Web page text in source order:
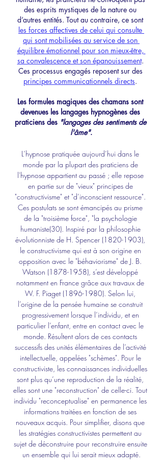
des esprits mystiques de la nature ou
d’autres entités. Tout au contraire, ce sont
les forces affectives de celui qui consulte
qui sont mobilisées au service de son
équilibre émotionnel pour son mieux-être,
sa convalescence et son épanouissement.
Ces processus engagés reposent sur des
principes communicationnels directs.
Les formules magiques des chamans sont
devenues les langages hypnogènes des
praticiens des "langages des sentiments de
l'âme".
L’hypnose pratiquée aujourd’hui dans le
monde par la plupart des praticiens de
l'hypnose appartient au passé ; elle repose
en partie sur de "vieux" principes de
"constructivisme" et "d’inconscient ressource".
Ces postulats se sont émancipés au prisme
de la "troisième force", "la psychologie
humaniste(30). Inspiré par la philosophie
évolutionniste de H. Spencer (1820-1903),
le constructivisme qui est à son origine en
opposition avec le "béhaviorisme" de J. B.
Watson (1878-1958), s’est développé
notamment en France grâce aux travaux de
W. F. Piaget (1896-1980). Selon lui,
l’origine de la pensée humaine se construit
progressivement lorsque l’individu, et en
particulier l’enfant, entre en contact avec le
monde. Résultent alors de ces contacts
successifs des unités élémentaires de l’activité
intellectuelle, appelées "schèmes". Pour le
constructiviste, les connaissances individuelles
sont plus qu’une reproduction de la réalité,
elles sont une "reconstruction" de celle-ci. Tout
individu "reconceptualise" en permanence les
informations traitées en fonction de ses
nouveaux acquis. Pour simplifier, disons que
les stratégies constructivistes permettent au
sujet de déconstruire pour reconstruire ensuite
un ensemble qui lui serait mieux adapté.